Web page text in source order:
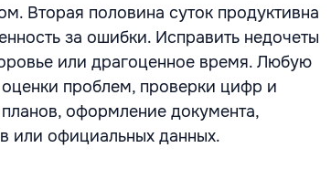
Вторая половина суток продуктивна
за ошибки. Исправить недочеты
или драгоценное время. Любую
проблем, проверки цифр и
оформление документа,
или официальных данных.